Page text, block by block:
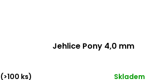
(>100 ks)
Jehlice Pony 4,0 mm
Skladem